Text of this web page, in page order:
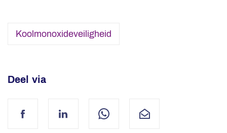
Koolmonoxideveiligheid
Deel via
FacebookLinkedIn WhatsAppMail